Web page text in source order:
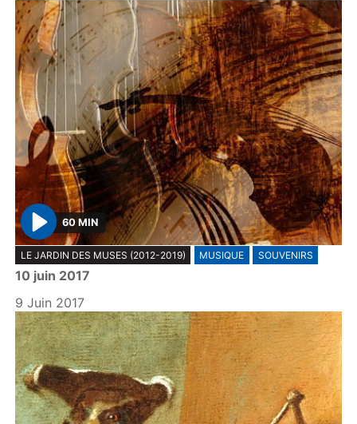
P
l
a
y
60 MIN
LE JARDIN DES MUSES (2012-2019) MUSIQUE SOUVENIRS
10 juin 2017
9 Juin 2017